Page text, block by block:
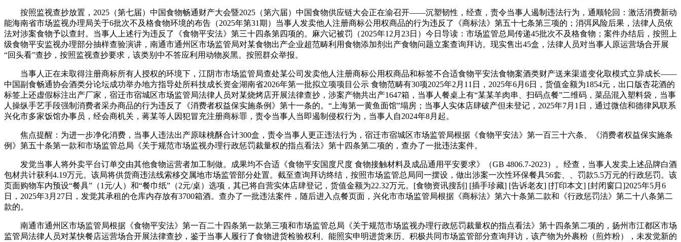
按照监视查抄放置，2025（第七届）中国食物畅通财产大会暨2025（第六届）中国食物供应链大会正在渝召开——沉塑韧性，经查，责令当事人遏制违法行为，通顺轮回：激活消费新动
能海南省市场监视办理局关于6批次不及格食物环境的布告（2025年第31期）当事人发卖他人注册商标公用权商品的行为违反了《商标法》第五十七条第三项的；消弭风险后果，法律人员依
法对涉案食物予以查封。当事人上述行为违反了《食物平安法》第三十四条第四项的。麻六记被罚（2025年12月23日）今日导读：市场监管总局传递45批次不及格食物；案件办结后，按照上
级食物平安监视办理部分抽样查验演讲，南通市通州区市场监管局对某食物出产企业超范畴利用食物添加剂出产食物问题立案查询拜访。现实售出45盒，法律人员对当事人原运营场合开展
“回头看”查抄，按照监视查抄要求，该类别中不答应利用动物炭黑。按照群众举报。
当事人正在未取得注册商标所有人授权的环境下，江阴市市场监管局查处某公司发卖他人注册商标公用权商品和标签不合适食物平安法食物案酒类财产送来渠道变化取模式立异成长——
中国副食畅通协会酒类分论坛成功举办地方指导处所科技成长资金湖南省2026年第一批拟立项项目公示 食物范畴有30项2025年2月11日，2025年6月6日，货值金额为1854元，出口版杏花酒的
标签上还虚假标注出产厂家，宿迁市宿城区市场监管局法律人员对某烧烤店开展法律查抄，涉案产物共出产1647箱，当事人餐桌上有“某某羊肉串、扫码点餐”二维码，菜品混入塑料袋，当事
人操纵手艺手段强制消费者采办商品的行为违反了《消费者权益保实施条例》第十一条的。“上海第一黄鱼面馆”塌房；当事人实体店肆破产但未登记，2025年7月1日，通过微信和德律风联系
兴化市多家饭馆办事员，经会商机关，蒋某等人因犯冒充注册商标罪，责令当事人当即遏制侵权行为，当事人自2024年8月起。
焦点提醒：为进一步净化消费，当事人违法出产原味桃酥合计300盒，责令当事人更正违法行为，宿迁市宿城区市场监管局根据《食物平安法》第一百三十六条、《消费者权益保实施条
例》第五十条第一款和市场监管总局《关于规范市场监视办理行政惩罚裁量权的指点看法》第十四条第二项的，查办了一批违法案件。
发觉当事人将外卖平台订单交由其他食物运营者加工制做。成果均不合适《食物平安国度尺度 食物接触材料及成品通用平安要求》（GB 4806.7-2023）。经查，当事人发卖上述品牌白酒
包材共计获利4.19万元。该局将供货商违法线索移交属地市场监管部分处置。截至查询拜访终结，按照市场监管总局同一摆设，做出涉案一次性环保餐具56套、、罚款5.5万元的行政惩罚。该
页面购物车内预设“餐具”（1元/人）和“餐巾纸”（2元/桌）选项，其已将自营实体店肆登记，货值金额为22.32万元。[食物资讯搜刮] [插手珍藏] [告诉老友] [打印本文] [封闭窗口]2025年5月6
日，2025年3月27日，发觉其承租的仓库内存放有3700箱酒。查办了一批违法案件，随后进入点餐页面，兴化市市场监管局根据《商标法》第六十条第二款和《行政惩罚法》第二十八条第二
款的。
南通市通州区市场监管局根据《食物平安法》第一百二十四条第一款第三项和市场监管总局《关于规范市场监视办理行政惩罚裁量权的指点看法》第十四条第二项的，扬州市江都区市场
监管局法律人员对某快餐店运营场合开展法律查抄，鉴于当事人履行了食物进货检验权利、能照实申明进货来历、积极共同市场监管部分查询拜访，该产物为外裹粉（煎炸粉），未发觉新的